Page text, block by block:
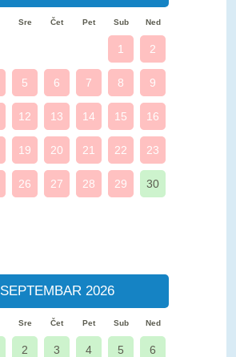
Sre Čet Pet Sub Ned
1 2
5 6 7 8 9
12 13 14 15 16
19 20 21 22 23
26 27 28 29 30
SEPTEMBAR 2026
Sre Čet Pet Sub Ned
2 3 4 5 6